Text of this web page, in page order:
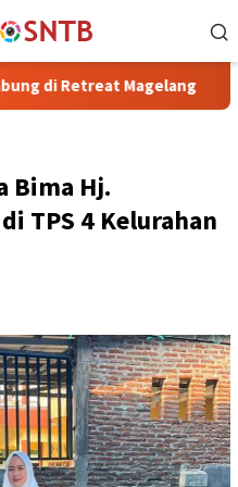
Magelang Rutan
Bima Hj.
TPS 4 Kelurahan